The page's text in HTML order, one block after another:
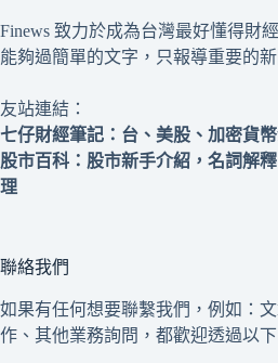
Finews 致力於成為台灣最好懂得財
能夠過簡單的文字，只報導重要的新
友站連結：
七仔財經筆記 ：台、美股、加密貨
股市百科 ：股市新手介紹，名詞解
理
聯絡我們
如果有任何想要聯繫我們，例如：
作、其他業務詢問，都歡迎透過以下